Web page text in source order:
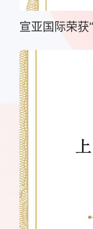
宣亚国际荣